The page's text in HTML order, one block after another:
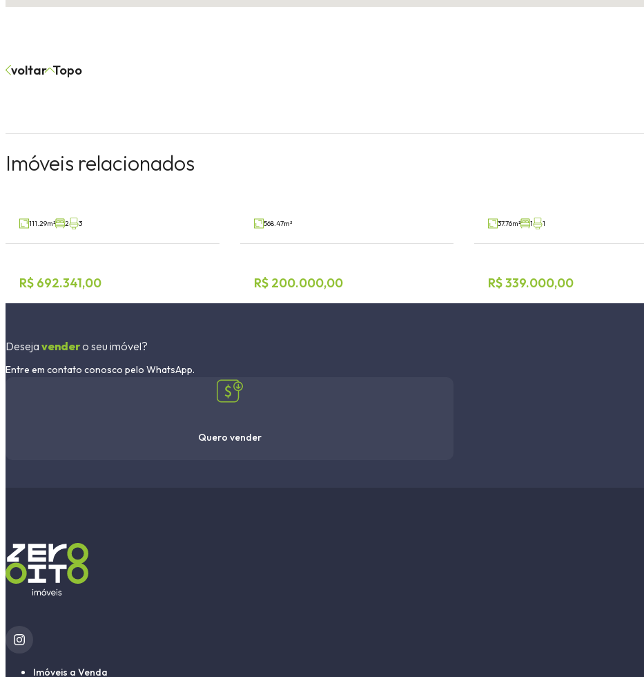
voltar Topo
Imóveis relacionados
Apartamento 2 dormitórios
São Cristóvão, Lajeado
111.29m² 2 3
R$ 692.341,00
568.47m²
R$ 200.000,00
37.76m² 1 1
R$ 339.000,00
Deseja vendero seu imóvel?
Entre em contato conosco pelo WhatsApp.
Quero vender
Imóveis a Venda